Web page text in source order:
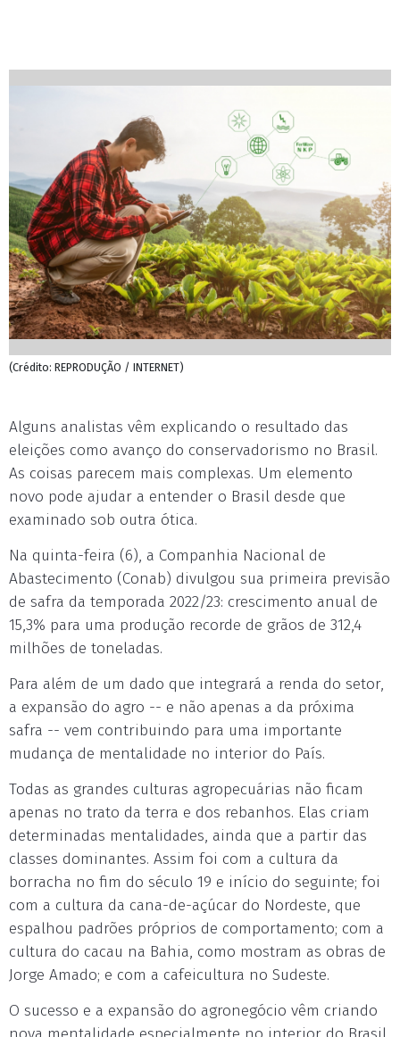
(Crédito: REPRODUÇÃO / INTERNET)
Alguns analistas vêm explicando o resultado das
eleições como avanço do conservadorismo no Brasil.
As coisas parecem mais complexas. Um elemento
novo pode ajudar a entender o Brasil desde que
examinado sob outra ótica.
Na quinta-feira (6), a Companhia Nacional de
Abastecimento (Conab) divulgou sua primeira previsão
de safra da temporada 2022/23: crescimento anual de
15,3% para uma produção recorde de grãos de 312,4
milhões de toneladas.
Para além de um dado que integrará a renda do setor,
a expansão do agro -- e não apenas a da próxima
safra -- vem contribuindo para uma importante
mudança de mentalidade no interior do País.
Todas as grandes culturas agropecuárias não ficam
apenas no trato da terra e dos rebanhos. Elas criam
determinadas mentalidades, ainda que a partir das
classes dominantes. Assim foi com a cultura da
borracha no fim do século 19 e início do seguinte; foi
com a cultura da cana-de-açúcar do Nordeste, que
espalhou padrões próprios de comportamento; com a
cultura do cacau na Bahia, como mostram as obras de
Jorge Amado; e com a cafeicultura no Sudeste.
O sucesso e a expansão do agronegócio vêm criando